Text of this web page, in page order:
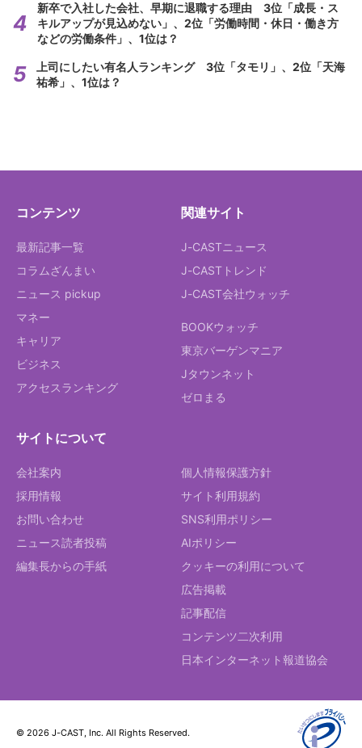
新卒で入社した会社、早期に退職する理由 3位「成長・ス
キルアップが見込めない」、2位「労働時間・休日・働き方
などの労働条件」、1位は？
上司にしたい有名人ランキング 3位「タモリ」、2位「天海
祐希」、1位は？
コンテンツ
最新記事一覧
コラムざんまい
ニュース pickup
マネー
キャリア
ビジネス
アクセスランキング
関連サイト
J-CASTニュース
J-CASTトレンド
J-CAST会社ウォッチ
BOOKウォッチ
東京バーゲンマニア
Jタウンネット
ゼロまる
サイトについて
会社案内
採用情報
お問い合わせ
ニュース読者投稿
編集長からの手紙
個人情報保護方針
サイト利用規約
SNS利用ポリシー
AIポリシー
クッキーの利用について
広告掲載
記事配信
コンテンツ二次利用
日本インターネット報道協会
© 2026 J-CAST, Inc. All Rights Reserved.